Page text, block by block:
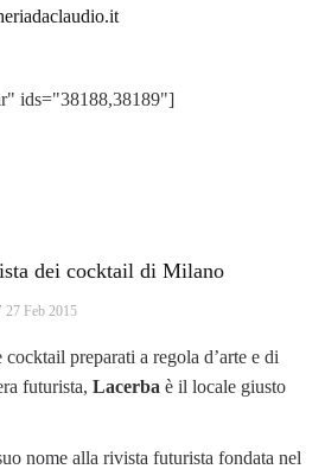
ids="38188,38189"]
dei cocktail di Milano
27 Feb 2015
preparati a regola d’arte e di
futurista, Lacerba è il locale giusto
nome alla rivista futurista fondata nel